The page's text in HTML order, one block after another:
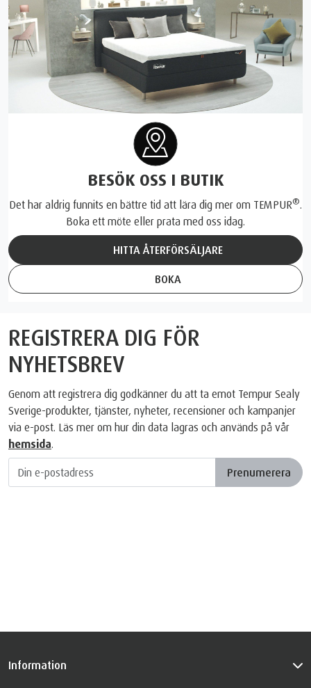
BESÖK OSS I BUTIK
Det har aldrig funnits en bättre tid att lära dig mer om TEMPUR®.
Boka ett möte eller prata med oss idag.
HITTA ÅTERFÖRSÄLJARE
BOKA
REGISTRERA DIG FÖR
NYHETSBREV
Genom att registrera dig godkänner du att ta emot Tempur Sealy
Sverige-produkter, tjänster, nyheter, recensioner och kampanjer
via e-post. Läs mer om hur din data lagras och används på vår
hemsida.
Prenumerera
Information